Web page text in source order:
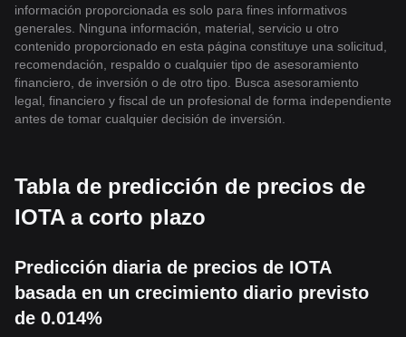
información proporcionada es solo para fines informativos
generales. Ninguna información, material, servicio u otro
contenido proporcionado en esta página constituye una solicitud,
recomendación, respaldo o cualquier tipo de asesoramiento
financiero, de inversión o de otro tipo. Busca asesoramiento
legal, financiero y fiscal de un profesional de forma independiente
antes de tomar cualquier decisión de inversión.
Tabla de predicción de precios de
IOTA a corto plazo
Predicción diaria de precios de IOTA
basada en un crecimiento diario previsto
de 0.014%